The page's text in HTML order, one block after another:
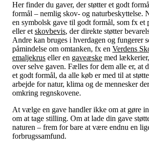
Her finder du gaver, der støtter et godt
formål – nemlig skov- og naturbeskyttelse.
en symbolsk gave til godt formål, som fx et
eller et skovbevis, der direkte støtter
Andre kan bruges i hverdagen og fungerer
påmindelse om omtanken, fx en Verdens
emaljekrus eller en gaveæske med
over selve gaven. Fælles for dem alle er, at
et godt formål, da alle køb er med til at
arbejde for natur, klima og de mennesker
omkring regnskovene.
At vælge en gave handler ikke om at gøre
om at tage stilling. Om at lade din gave
naturen – frem for bare at være endnu en
forbrugssamfund.